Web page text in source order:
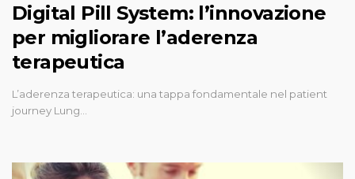
Digital Pill System: l’innovazione
per migliorare l’aderenza
terapeutica
L’aderenza terapeutica: una tappa fondamentale nel patient
journey Lung…